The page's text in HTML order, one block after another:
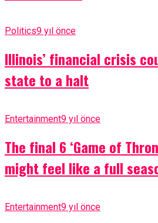
Politics9 yıl önce
Illinois’ financial crisis
state to a halt
Entertainment9 yıl önce
The final 6 ‘Game of
might feel like a full
Entertainment9 yıl önce